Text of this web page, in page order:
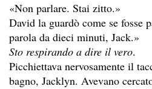
«Non parlare. Stai zitto.»
David la guardò come se fosse
parola da dieci minuti, Jack.»
Sto respirando a dire il vero.
Picchiettava nervosamente il
bagno, Jacklyn. Avevano